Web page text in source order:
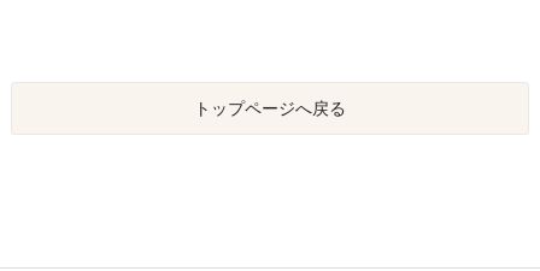
トップページへ戻る